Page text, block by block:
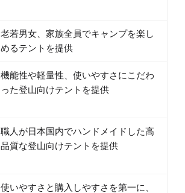
老若男女、家族全員でキャンプを楽し
めるテントを提供
機能性や軽量性、使いやすさにこだわ
った登山向けテントを提供
職人が日本国内でハンドメイドした高
品質な登山向けテントを提供
使いやすさと購入しやすさを第一に、